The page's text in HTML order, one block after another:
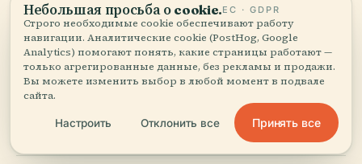
Проверенои показано.
Исследовано и написано редакцией Audiala по
историческим документам, архитектурным архивам
и местным знаниям.
Последняя проверка: August 2025
Небольшая просьба о cookie.ЕС · GDPR
Строго необходимые cookie обеспечивают работу
навигации. Аналитические cookie (PostHog, Google
Analytics) помогают понять, какие страницы работают —
только агрегированные данные, без рекламы и продажи.
Вы можете изменить выбор в любой момент в подвале
сайта.
Настроить Отклонить все Принять все